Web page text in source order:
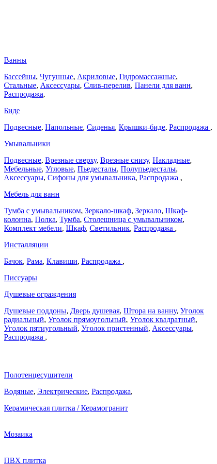
Ванны
Бассейны, Чугунные, Акриловые, Гидромассажные,
Стальные, Аксессуары, Слив-перелив, Панели для ванн,
Распродажа,
Биде
Подвесные, Напольные, Сиденья, Крышки-биде, Распродажа ,
Умывальники
Подвесные, Врезные сверху, Врезные снизу, Накладные,
Мебельные, Угловые, Пьедесталы, Полупьедесталы,
Аксессуары, Сифоны для умывальника, Распродажа ,
Мебель для ванн
Тумба с умывальником, Зеркало-шкаф, Зеркало, Шкаф-
колонна, Полка, Тумба, Столешница с умывальником,
Комплект мебели, Шкаф, Светильник, Распродажа ,
Инсталляции
Бачок, Рама, Клавиши, Распродажа ,
Писсуары
Душевые ограждения
Душевые поддоны, Дверь душевая, Штора на ванну, Уголок
радиальный, Уголок прямоугольный, Уголок квадратный,
Уголок пятиугольный, Уголок пристенный, Аксессуары,
Распродажа ,
Полотенцесушители
Водяные, Электрические, Распродажа,
Керамическая плитка / Керамогранит
Мозаика
ПВХ плитка